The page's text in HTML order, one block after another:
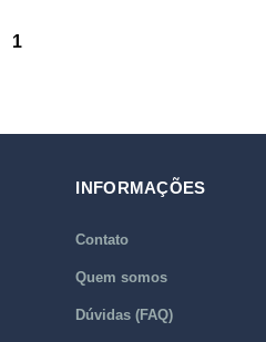
1
INFORMAÇÕES
Contato
Quem somos
Dúvidas (FAQ)